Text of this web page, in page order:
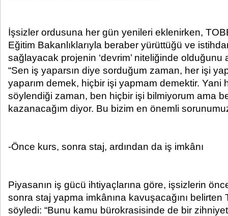
İşsizler ordusuna her gün yenileri eklenirken,
Eğitim Bakanlıklarıyla beraber yürüttüğü ve
sağlayacak projenin ‘devrim’ niteliğinde olduğunu
“Sen iş yaparsın diye sorduğum zaman, her işi
yaparım demek, hiçbir işi yapmam demektir. Yani
söylendiği zaman, ben hiçbir işi bilmiyorum ama
kazanacağım diyor. Bu bizim en önemli
-Önce kurs, sonra staj, ardından da iş imkânı
Piyasanın iş gücü ihtiyaçlarına göre, işsizlerin
sonra staj yapma imkânına kavuşacağını belirten
söyledi: “Bunu kamu bürokrasisinde de bir